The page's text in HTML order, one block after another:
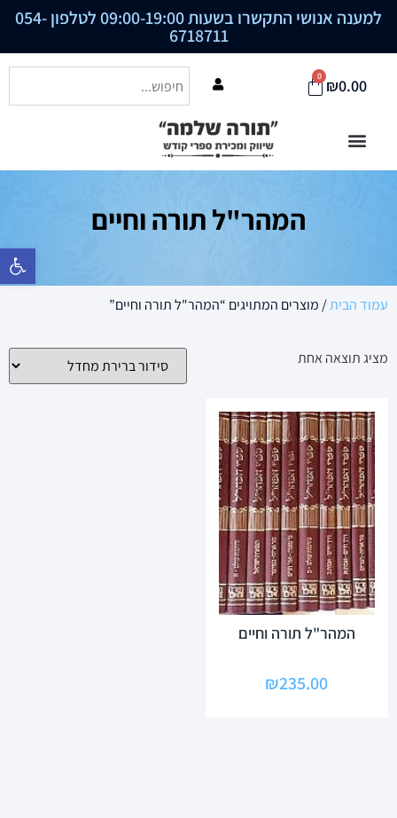
פתח סרגל
למענה אנושי התקשרו בשעות 09:00-19:00 לטלפון 054-
6718711
₪0.00
0
המהר"ל תורה וחיים
עמוד הבית/ מוצרים המתויגים “המהר"ל תורה וחיים”
מציג תוצאה אחת
המהר"ל תורה וחיים
₪235.00